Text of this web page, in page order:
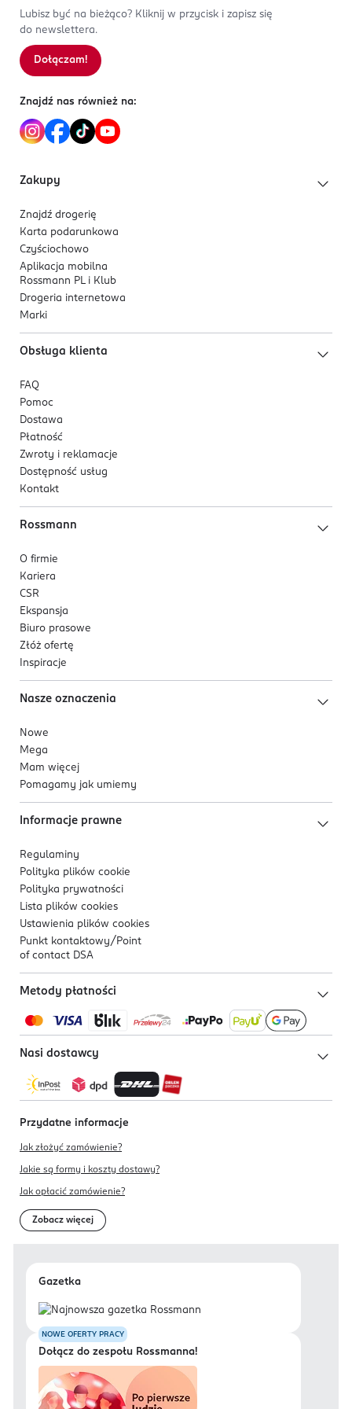
77491, 77492, 77499), Carmine (CI 75470), Chromium
Oxide Green (CI 77288), Ultramarines (CI 77007), Ferric
Ferrocyanide (CI 77510), Blue 1 Lake (CI 42090), Yellow
5 Lake (CI 19140).
serwis.konsumencki@loreal.com
FR-Francja
0 800897 846794
Lubisz być na bieżąco? Kliknij w przycisk i zapisz się
do newslettera.
Dołączam!
Znajdź nas również na:
Zakupy
Znajdź drogerię
Karta podarunkowa
Czyściochowo
Aplikacja mobilna
Rossmann PL i Klub
Drogeria internetowa
Marki
Obsługa klienta
FAQ
Pomoc
Dostawa
Płatność
Zwroty i reklamacje
Dostępność usług
Kontakt
Rossmann
O firmie
Kariera
CSR
Ekspansja
Biuro prasowe
Złóż ofertę
Inspiracje
Nasze oznaczenia
Nowe
Mega
Mam więcej
Pomagamy jak umiemy
Informacje prawne
Regulaminy
Polityka plików cookie
Polityka prywatności
Lista plików cookies
Ustawienia plików cookies
Punkt kontaktowy/ Point
of contact DSA
Metody płatności
Nasi dostawcy
Przydatne informacje
Jak złożyć zamówienie?
Jakie są formy i koszty dostawy?
Jak opłacić zamówienie?
Zobacz więcej
Gazetka
NOWE OFERTY PRACY
Dołącz do zespołu Rossmanna!